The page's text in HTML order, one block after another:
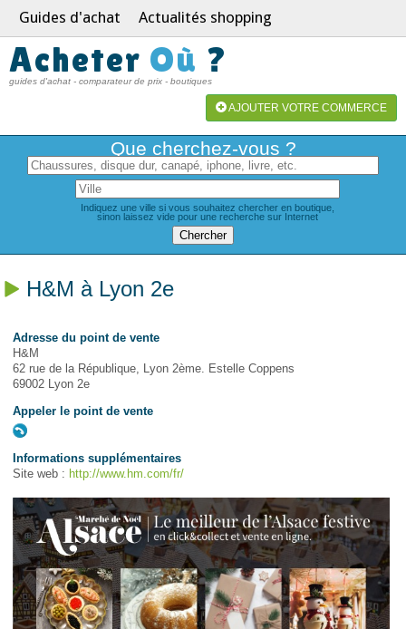
Guides d'achat Actualités shopping
Acheter Où ?
guides d'achat - comparateur de prix - boutiques
AJOUTER VOTRE COMMERCE
Que cherchez-vous ?
Indiquez une ville si vous souhaitez chercher en boutique,
sinon laissez vide pour une recherche sur Internet
H&M à Lyon 2e
Adresse du point de vente
H&M
62 rue de la République, Lyon 2ème. Estelle Coppens
69002 Lyon 2e
Appeler le point de vente
Informations supplémentaires
Site web : http://www.hm.com/fr/